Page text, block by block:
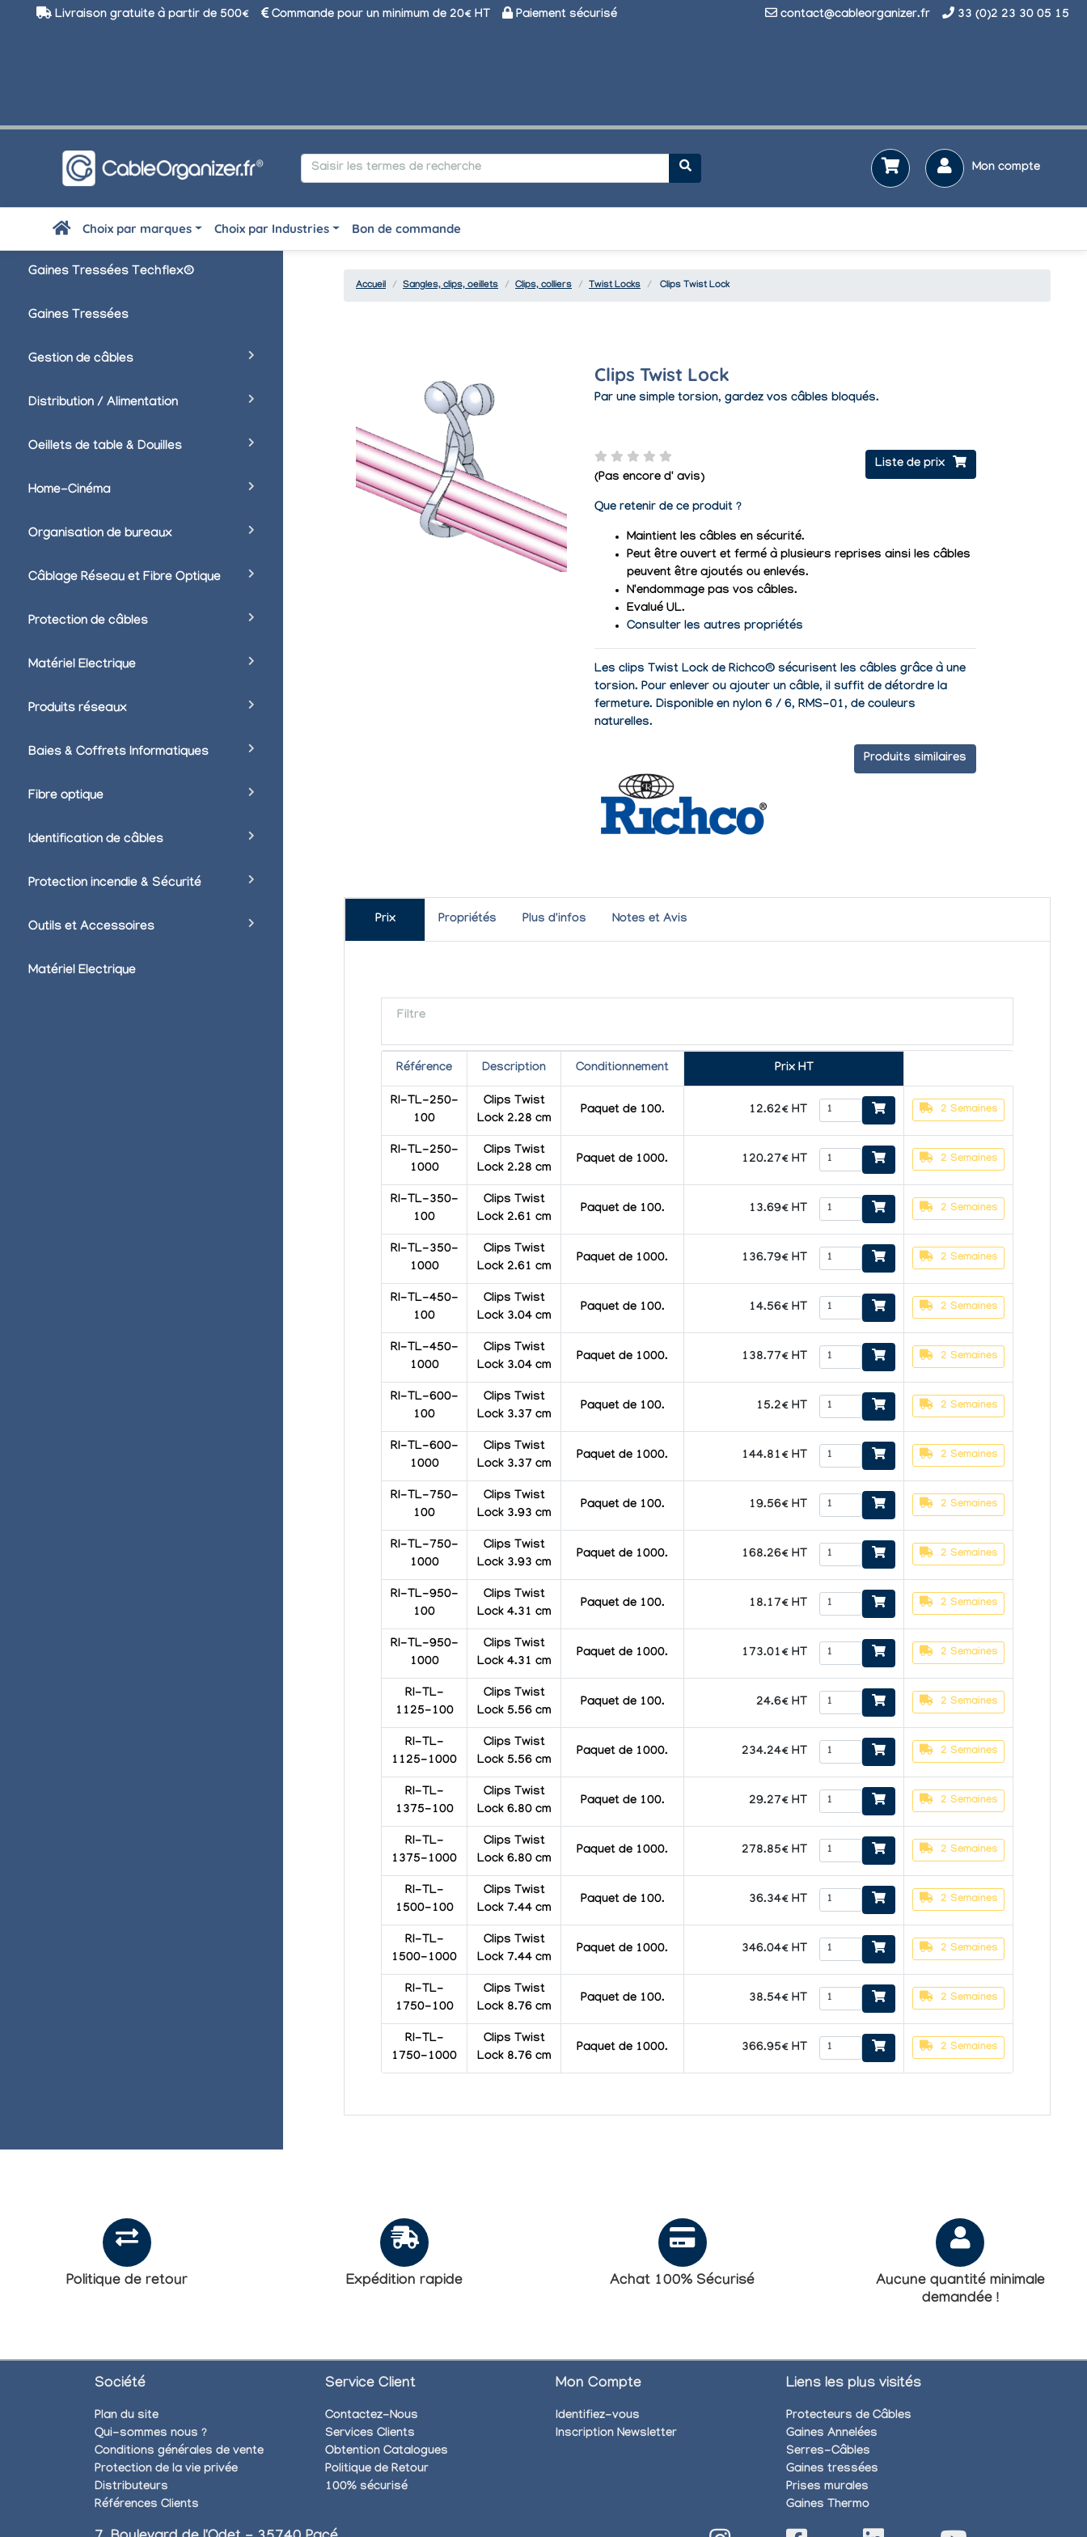
Livraison gratuite à partir de 500€ Commande pour un minimum de 20€ HT Paiement sécurisé contact@cableorganizer.fr 33 (0)2 23 30 05 15
Mon compte
Choix par marques Choix par Industries Bon de commande
Gaines Tressées Techflex®
Gaines Tressées
Gestion de câbles
Distribution / Alimentation
Oeillets de table & Douilles
Home-Cinéma
Organisation de bureaux
Câblage Réseau et Fibre Optique
Protection de câbles
Matériel Electrique
Produits réseaux
Baies & Coffrets Informatiques
Fibre optique
Identification de câbles
Protection incendie & Sécurité
Outils et Accessoires
Matériel Electrique
Accueil Sangles, clips, oeillets Clips, colliers Twist Locks Clips Twist Lock
Clips Twist Lock
Par une simple torsion, gardez vos câbles bloqués.
(Pas encore d' avis)
Liste de prix
Que retenir de ce produit ?
Maintient les câbles en sécurité.
Peut être ouvert et fermé à plusieurs reprises ainsi les câbles
peuvent être ajoutés ou enlevés.
N'endommage pas vos câbles.
Evalué UL.
Consulter les autres propriétés
Les clips Twist Lock de Richco® sécurisent les câbles grâce à une
torsion. Pour enlever ou ajouter un câble, il suffit de détordre la
fermeture. Disponible en nylon 6 / 6, RMS-01, de couleurs
naturelles.
Produits similaires
Prix Propriétés Plus d'infos Notes et Avis
Filtre
Référence Description Conditionnement Prix HT
RI-TL-250-
100
Clips Twist
Lock 2.28 cm
Paquet de 100. 12.62€ HT 2 Semaines
RI-TL-250-
1000
Clips Twist
Lock 2.28 cm
Paquet de 1000. 120.27€ HT 2 Semaines
RI-TL-350-
100
Clips Twist
Lock 2.61 cm
Paquet de 100. 13.69€ HT 2 Semaines
RI-TL-350-
1000
Clips Twist
Lock 2.61 cm
Paquet de 1000. 136.79€ HT 2 Semaines
RI-TL-450-
100
Clips Twist
Lock 3.04 cm
Paquet de 100. 14.56€ HT 2 Semaines
RI-TL-450-
1000
Clips Twist
Lock 3.04 cm
Paquet de 1000. 138.77€ HT 2 Semaines
RI-TL-600-
100
Clips Twist
Lock 3.37 cm
Paquet de 100. 15.2€ HT 2 Semaines
RI-TL-600-
1000
Clips Twist
Lock 3.37 cm
Paquet de 1000. 144.81€ HT 2 Semaines
RI-TL-750-
100
Clips Twist
Lock 3.93 cm
Paquet de 100. 19.56€ HT 2 Semaines
RI-TL-750-
1000
Clips Twist
Lock 3.93 cm
Paquet de 1000. 168.26€ HT 2 Semaines
RI-TL-950-
100
Clips Twist
Lock 4.31 cm
Paquet de 100. 18.17€ HT 2 Semaines
RI-TL-950-
1000
Clips Twist
Lock 4.31 cm
Paquet de 1000. 173.01€ HT 2 Semaines
RI-TL-
1125-100
Clips Twist
Lock 5.56 cm
Paquet de 100. 24.6€ HT 2 Semaines
RI-TL-
1125-1000
Clips Twist
Lock 5.56 cm
Paquet de 1000. 234.24€ HT 2 Semaines
RI-TL-
1375-100
Clips Twist
Lock 6.80 cm
Paquet de 100. 29.27€ HT 2 Semaines
RI-TL-
1375-1000
Clips Twist
Lock 6.80 cm
Paquet de 1000. 278.85€ HT 2 Semaines
RI-TL-
1500-100
Clips Twist
Lock 7.44 cm
Paquet de 100. 36.34€ HT 2 Semaines
RI-TL-
1500-1000
Clips Twist
Lock 7.44 cm
Paquet de 1000. 346.04€ HT 2 Semaines
RI-TL-
1750-100
Clips Twist
Lock 8.76 cm
Paquet de 100. 38.54€ HT 2 Semaines
RI-TL-
1750-1000
Clips Twist
Lock 8.76 cm
Paquet de 1000. 366.95€ HT 2 Semaines
Politique de retour Expédition rapide Achat 100% Sécurisé
Aucune quantité minimale
demandée !
Société
Plan du site
Qui-sommes nous ?
Conditions générales de vente
Protection de la vie privée
Distributeurs
Références Clients
Service Client
Contactez-Nous
Services Clients
Obtention Catalogues
Politique de Retour
100% sécurisé
Mon Compte
Identifiez-vous
Inscription Newsletter
Liens les plus visités
Protecteurs de Câbles
Gaines Annelées
Serres-Câbles
Gaines tressées
Prises murales
Gaines Thermo